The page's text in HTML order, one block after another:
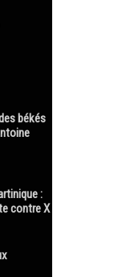
békés
:
contre X